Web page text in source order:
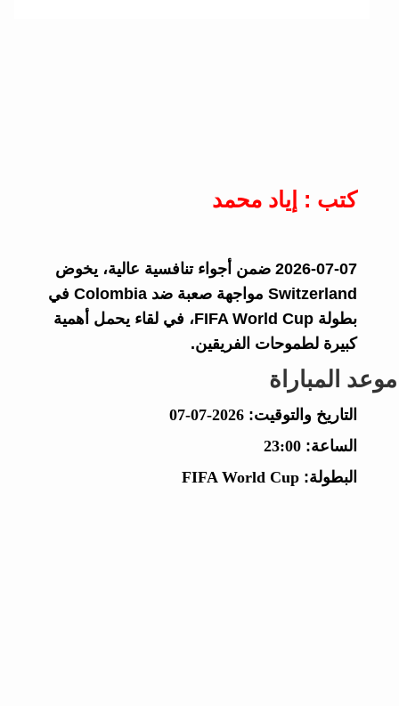
كتب : إياد محمد
2026-07-07 ضمن أجواء تنافسية عالية، يخوض
Switzerland مواجهة صعبة ضد Colombia في
بطولة FIFA World Cup، في لقاء يحمل أهمية
كبيرة لطموحات الفريقين.
موعد المباراة
التاريخ والتوقيت: 2026-07-07
الساعة: 23:00
البطولة: FIFA World Cup